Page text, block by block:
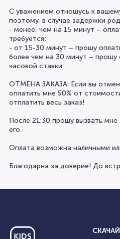
С уважением отношусь к
поэтому, в случае задержки
- менее, чем на 15 минут –
требуется;
- от 15-30 минут – прошу
более чем на 30 минут – прошу
часовой ставки.
ОТМЕНА ЗАКАЗА: Если вы
оплатить мне 50% от
отплатить весь заказ!
После 21:30 прошу вызвать
его.
Оплата возможна наличными
Благодарна за доверие! До